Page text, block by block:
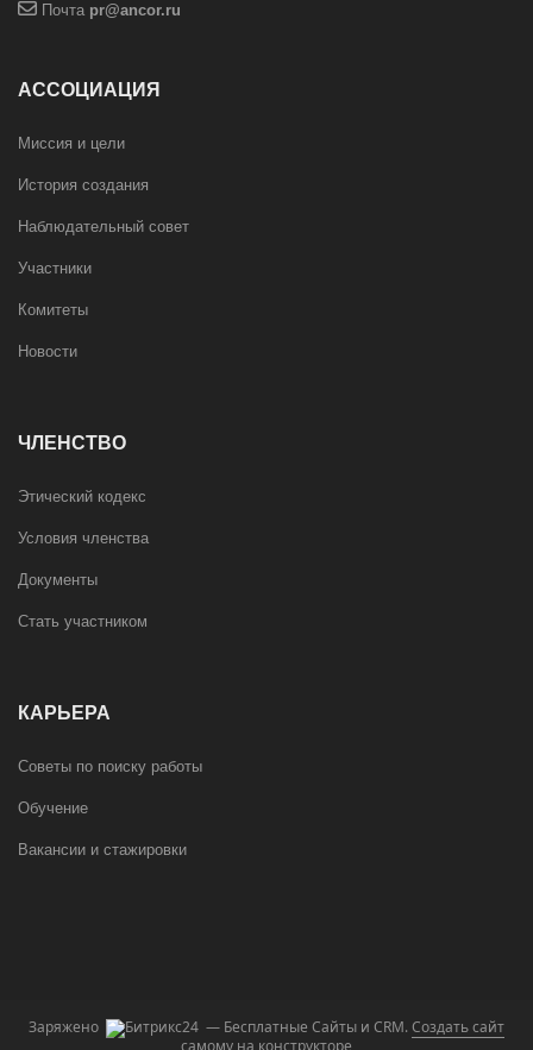
Почта pr@ancor.ru
АССОЦИАЦИЯ
Миссия и цели
История создания
Наблюдательный совет
Участники
Комитеты
Новости
ЧЛЕНСТВО
Этический кодекс
Условия членства
Документы
Стать участником
КАРЬЕРА
Советы по поиску работы
Обучение
Вакансии и стажировки
Заряжено — Бесплатные Сайты и CRM.Создать сайт
самому на конструкторе